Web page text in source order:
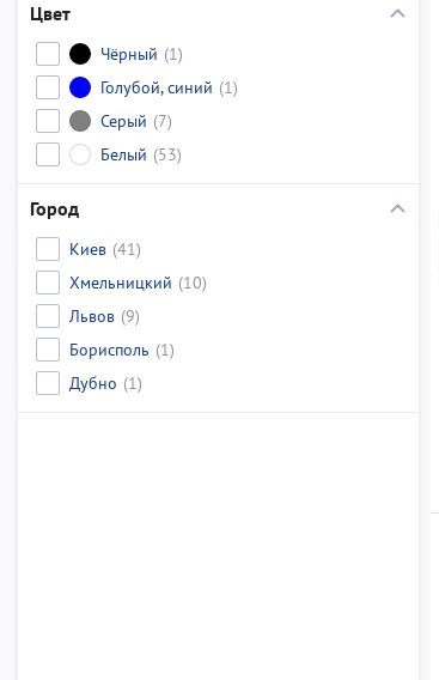
Цвет
Чёрный (1)
Голубой, синий (1)
Серый (7)
Белый (53)
Город
Киев (41)
Хмельницкий (10)
Львов (9)
Борисполь (1)
Дубно (1)